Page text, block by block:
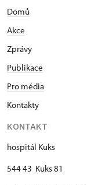
Domů
Akce
Zprávy
Publikace
Pro média
Kontakty
KONTAKT
hospitál Kuks
544 43 Kuks 81